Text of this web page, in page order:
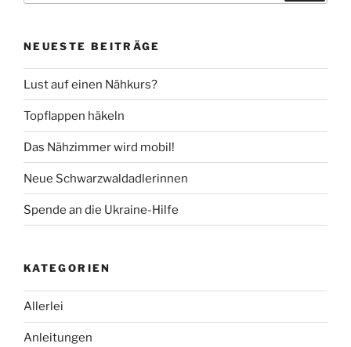
NEUESTE BEITRÄGE
Lust auf einen Nähkurs?
Topflappen häkeln
Das Nähzimmer wird mobil!
Neue Schwarzwaldadlerinnen
Spende an die Ukraine-Hilfe
KATEGORIEN
Allerlei
Anleitungen